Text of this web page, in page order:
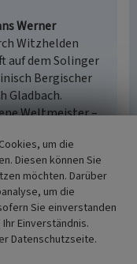
Werner
Witzhelden
auf dem Solinger
Bergischer
Gladbach.
Weltmeister –
Radrennfahrers
unter
-
2022, S.
um die
Diesen können Sie
möchten. Darüber
um die
Sie einverstanden
Einverständnis.
Datenschutzseite.